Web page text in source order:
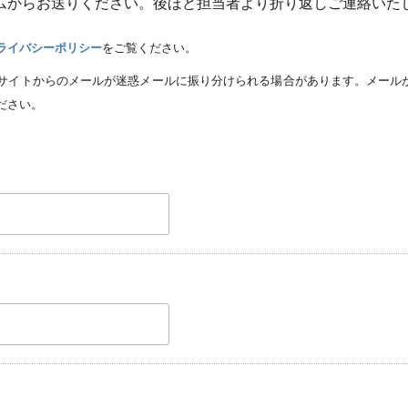
からお送りください。後ほど担当者より折り返しご連絡いた
イバシーポリシーをご覧ください。
イトからのメールが迷惑メールに振り分けられる場合があります。メー
い。